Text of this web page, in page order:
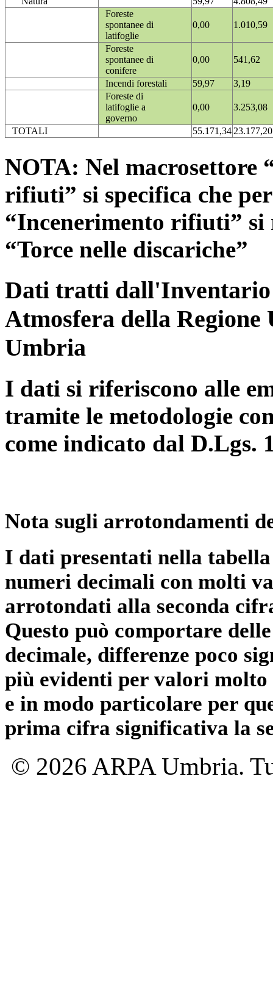
Foreste
spontanee di
latifoglie
0,00 1.010,59
Foreste
spontanee di
conifere
0,00 541,62
Incendi forestali 59,97
3,19
Foreste di
latifoglie a
governo
0,00 3.253,08
TOTALI 55.171,3423.177,20
NOTA: Nel macrosettore
rifiuti” si specifica che
“Incenerimento rifiuti”
“Torce nelle discariche”
Dati tratti dall'Inventario
Atmosfera della
Umbria
I dati si riferiscono alle
tramite le metodologie
come indicato dal D.Lgs.
Nota sugli arrotondamenti
I dati presentati nella
numeri decimali con molti
arrotondati alla seconda
Questo può comportare
decimale, differenze poco
più evidenti per valori
e in modo particolare per
prima cifra significativa la
© 2026 ARPA Umbria.